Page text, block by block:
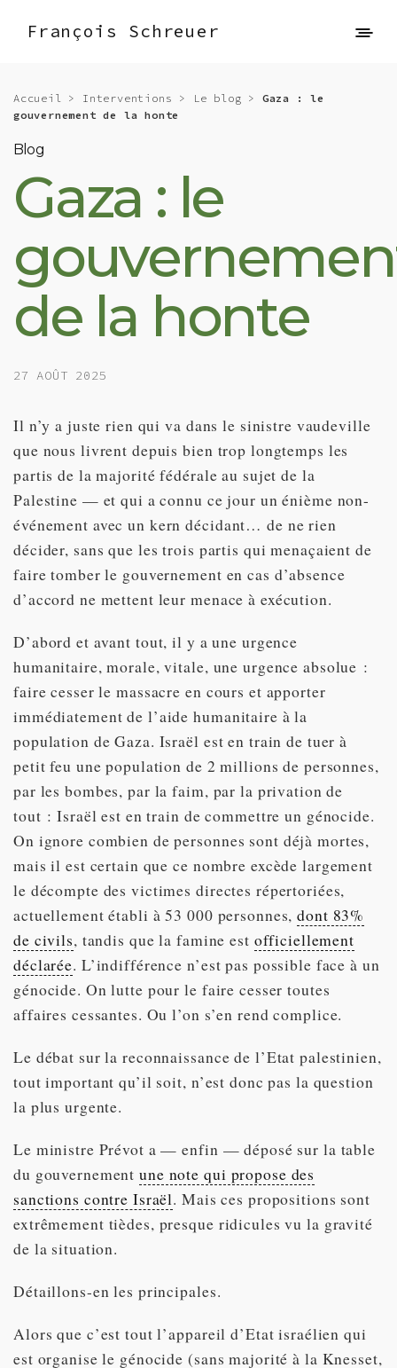
François Schreuer
Accueil > Interventions > Le blog > Gaza : le
gouvernement de la honte
Blog
Gaza : le
de la honte
27 AOÛT 2025
Il n’y a juste rien qui va dans le sinistre vaudeville
que nous livrent depuis bien trop longtemps les
partis de la majorité fédérale au sujet de la
Palestine — et qui a connu ce jour un énième non-
événement avec un kern décidant… de ne rien
décider, sans que les trois partis qui menaçaient de
faire tomber le gouvernement en cas d’absence
d’accord ne mettent leur menace à exécution.
D’abord et avant tout, il y a une urgence
humanitaire, morale, vitale, une urgence absolue :
faire cesser le massacre en cours et apporter
immédiatement de l’aide humanitaire à la
population de Gaza. Israël est en train de tuer à
petit feu une population de 2 millions de personnes,
par les bombes, par la faim, par la privation de
tout : Israël est en train de commettre un génocide.
On ignore combien de personnes sont déjà mortes,
mais il est certain que ce nombre excède largement
le décompte des victimes directes répertoriées,
actuellement établi à 53 000 personnes,dont 83%
de civils, tandis que la famine est officiellement
déclarée. L’indifférence n’est pas possible face à un
génocide. On lutte pour le faire cesser toutes
affaires cessantes. Ou l’on s’en rend complice.
Le débat sur la reconnaissance de l’Etat palestinien,
tout important qu’il soit, n’est donc pas la question
la plus urgente.
Le ministre Prévot a — enfin — déposé sur la table
du gouvernementune note qui propose des
sanctions contre Israël. Mais ces propositions sont
extrêmement tièdes, presque ridicules vu la gravité
de la situation.
Détaillons-en les principales.
Alors que c’est tout l’appareil d’Etat israélien qui
est organise le génocide (sans majorité à la Knesset,